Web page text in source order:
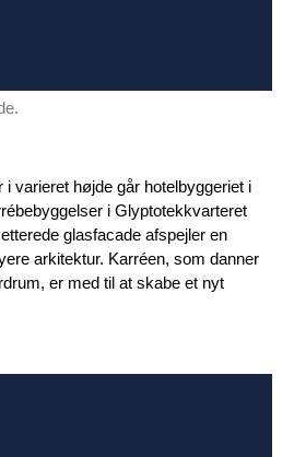
i varieret højde går hotelbyggeriet i
i Glyptotekkvarteret
glasfacade afspejler en
arkitektur. Karréen, som danner
er med til at skabe et nyt